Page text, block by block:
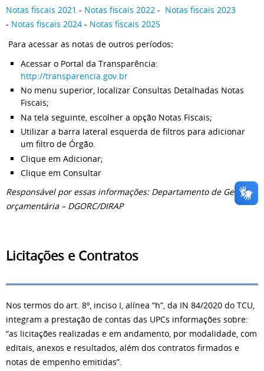
Notas fiscais 2021 - Notas fiscais 2022 - Notas fiscais 2023
- Notas fiscais 2024 - Notas fiscais 2025
Para acessar as notas de outros períodos:
Acessar o Portal da Transparência:
http://transparencia.gov.br
No menu superior, localizar Consultas Detalhadas Notas
Fiscais;
Na tela seguinte, escolher a opção Notas Fiscais;
Utilizar a barra lateral esquerda de filtros para adicionar
um filtro de Órgão.
Clique em Adicionar;
Clique em Consultar
Responsável por essas informações: Departamento de Gestão
orçamentária – DGORC/DIRAP
Licitações e Contratos
Nos termos do art. 8º, inciso I, alínea “h”, da IN 84/2020 do TCU,
integram a prestação de contas das UPCs informações sobre:
“as licitações realizadas e em andamento, por modalidade, com
editais, anexos e resultados, além dos contratos firmados e
notas de empenho emitidas”.